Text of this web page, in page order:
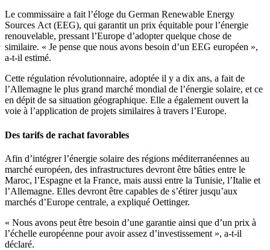
Le commissaire a fait l’éloge du German Renewable Energy
Sources Act (EEG), qui garantit un prix équitable pour l’énergie
renouvelable, pressant l’Europe d’adopter quelque chose de
similaire. « Je pense que nous avons besoin d’un EEG européen »,
a-t-il estimé.
Cette régulation révolutionnaire, adoptée il y a dix ans, a fait de
l’Allemagne le plus grand marché mondial de l’énergie solaire, et ce
en dépit de sa situation géographique. Elle a également ouvert la
voie à l’application de projets similaires à travers l’Europe.
Des tarifs de rachat favorables
Afin d’intégrer l’énergie solaire des régions méditerranéennes au
marché européen, des infrastructures devront être bâties entre le
Maroc, l’Espagne et la France, mais aussi entre la Tunisie, l’Italie et
l’Allemagne. Elles devront être capables de s’étirer jusqu’aux
marchés d’Europe centrale, a expliqué Oettinger.
« Nous avons peut être besoin d’une garantie ainsi que d’un prix à
l’échelle européenne pour avoir assez d’investissement », a-t-il
déclaré.